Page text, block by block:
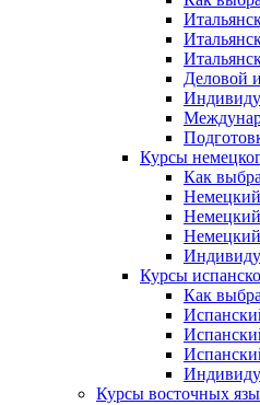
Деловой
Курсы
Как
Немецкий
Немецкий
Курсы
Как
Курсы восточных